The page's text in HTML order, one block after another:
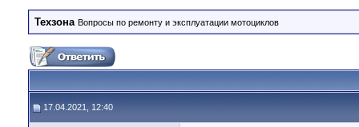
Техзона Вопросы по ремонту и эксплуатации мотоциклов
17.04.2021, 12:40